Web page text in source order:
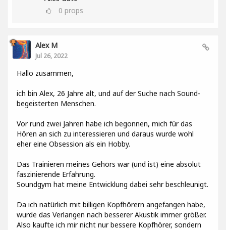
0 props
Alex M
Jul 26, 2022
Hallo zusammen,
ich bin Alex, 26 Jahre alt, und auf der Suche nach Sound-
begeisterten Menschen.
Vor rund zwei Jahren habe ich begonnen, mich für das
Hören an sich zu interessieren und daraus wurde wohl
eher eine Obsession als ein Hobby.
Das Trainieren meines Gehörs war (und ist) eine absolut
faszinierende Erfahrung.
Soundgym hat meine Entwicklung dabei sehr beschleunigt.
Da ich natürlich mit billigen Kopfhörern angefangen habe,
wurde das Verlangen nach besserer Akustik immer größer.
Also kaufte ich mir nicht nur bessere Kopfhörer, sondern